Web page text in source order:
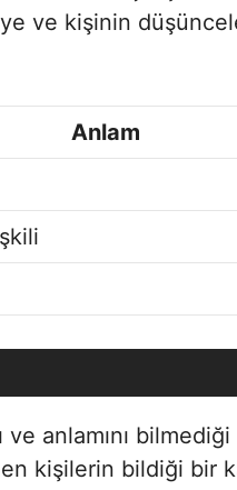
ve kişinin
Anlam
ve anlamını
kişilerin bildiği bir